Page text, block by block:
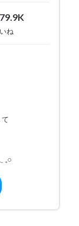
79.9K
ね
𓈒𓏸